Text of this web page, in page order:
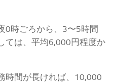
0時ごろから、3〜5時間
ては、平均6,000円程度か
時間が長ければ、10,000